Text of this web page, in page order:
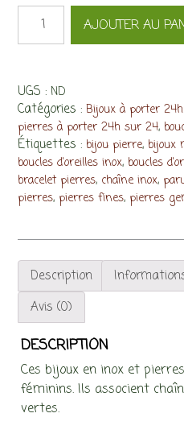
Parure
vertes,
bracelet
et/ou
boucles
d'oreilles
AJOUTER AU
UGS : ND
Catégories : Bijoux à porter
pierres à porter 24h sur 24,
Étiquettes : bijou pierre, bijoux
boucles d'oreilles inox, boucles
bracelet pierres, chaîne inox,
pierres, pierres fines, pierres
Description
Avis (0)
DESCRIPTION
Ces bijoux en inox et
féminins. Ils associent
vertes.